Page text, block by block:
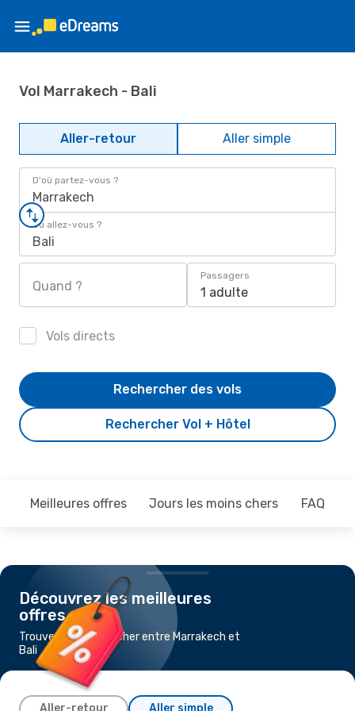
Vol Marrakech - Bali
Aller-retour Aller simple
D'où partez-vous ?
Marrakech
Où allez-vous ?
Bali
Quand ?
Passagers
1 adulte
Vols directs
Rechercher Vol + Hôtel
Rechercher des vols
Meilleures offres Jours les moins chers FAQ
Découvrez les meilleures
offres
Trouvez un vol pas cher entre Marrakech et
Bali
Aller-retour Aller simple